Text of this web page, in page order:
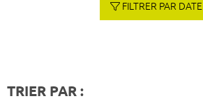
FILTRER PAR DATE
TRIER PAR :